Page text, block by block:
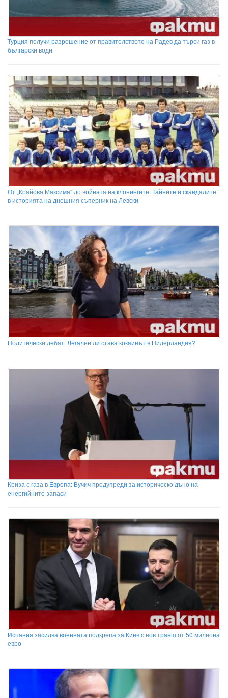
Турция получи разрешение от правителството на Радев да търси газ в
български води
От „Крайова Максима“ до войната на клонингите: Тайните и скандалите
в историята на днешния съперник на Левски
Политически дебат: Легален ли става кокаинът в Нидерландия?
Криза с газа в Европа: Вучич предупреди за историческо дъно на
енергийните запаси
Испания засилва военната подкрепа за Киев с нов транш от 50 милиона
евро